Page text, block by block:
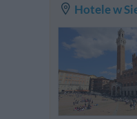
Hotele w